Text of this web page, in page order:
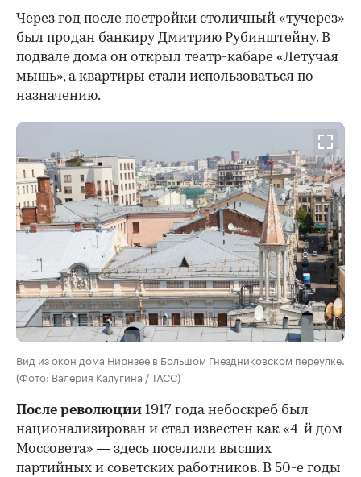
Через год после постройки столичный «тучерез»
был продан банкиру Дмитрию Рубинштейну. В
подвале дома он открыл театр-кабаре «Летучая
мышь», а квартиры стали использоваться по
назначению.
Вид из окон дома Нирнзее в Большом Гнездниковском переулке.
(Фото: Валерия Калугина / ТАСС)
После революции 1917 года небоскреб был
национализирован и стал известен как «4-й дом
Моссовета» — здесь поселили высших
партийных и советских работников. В 50-е годы